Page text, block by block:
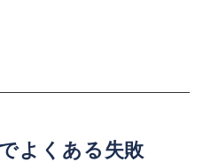
よくある失敗